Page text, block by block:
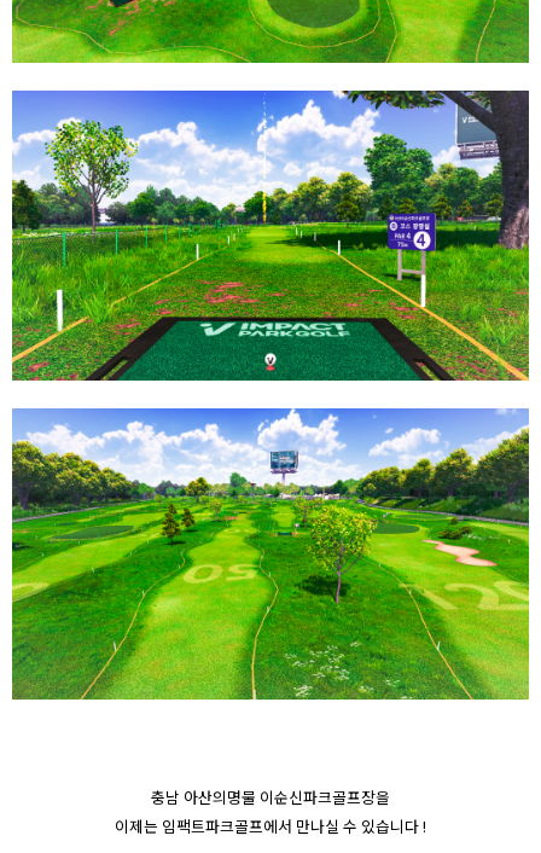
충남 아산의명물 이순신파크골프장을
이제는 임팩트파크골프에서 만나실 수 있습니다 !